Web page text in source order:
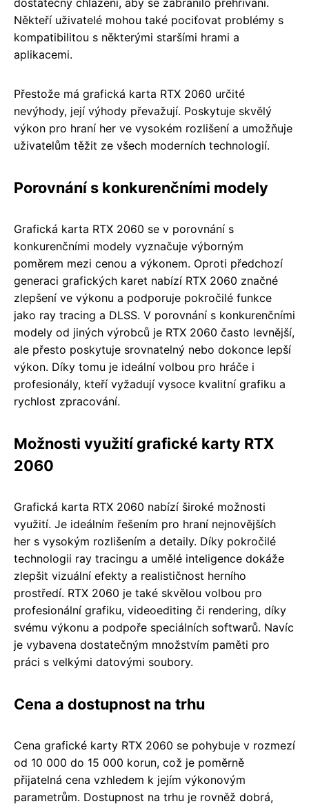
Někteří uživatelé mohou také pociťovat problémy s
kompatibilitou s některými staršími hrami a
aplikacemi.
Přestože má grafická karta RTX 2060 určité
nevýhody, její výhody převažují. Poskytuje skvělý
výkon pro hraní her ve vysokém rozlišení a umožňuje
uživatelům těžit ze všech moderních technologií.
Porovnání s konkurenčními modely
Grafická karta RTX 2060 se v porovnání s
konkurenčními modely vyznačuje výborným
poměrem mezi cenou a výkonem. Oproti předchozí
generaci grafických karet nabízí RTX 2060 značné
zlepšení ve výkonu a podporuje pokročilé funkce
jako ray tracing a DLSS. V porovnání s konkurenčními
modely od jiných výrobců je RTX 2060 často levnější,
ale přesto poskytuje srovnatelný nebo dokonce lepší
výkon. Díky tomu je ideální volbou pro hráče i
profesionály, kteří vyžadují vysoce kvalitní grafiku a
rychlost zpracování.
Možnosti využití grafické karty RTX
2060
Grafická karta RTX 2060 nabízí široké možnosti
využití. Je ideálním řešením pro hraní nejnovějších
her s vysokým rozlišením a detaily. Díky pokročilé
technologii ray tracingu a umělé inteligence dokáže
zlepšit vizuální efekty a realističnost herního
prostředí. RTX 2060 je také skvělou volbou pro
profesionální grafiku, videoediting či rendering, díky
svému výkonu a podpoře speciálních softwarů. Navíc
je vybavena dostatečným množstvím paměti pro
práci s velkými datovými soubory.
Cena a dostupnost na trhu
Cena grafické karty RTX 2060 se pohybuje v rozmezí
od 10 000 do 15 000 korun, což je poměrně
přijatelná cena vzhledem k jejím výkonovým
parametrům. Dostupnost na trhu je rovněž dobrá,